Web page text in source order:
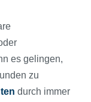
es gelingen,
zu
durch immer